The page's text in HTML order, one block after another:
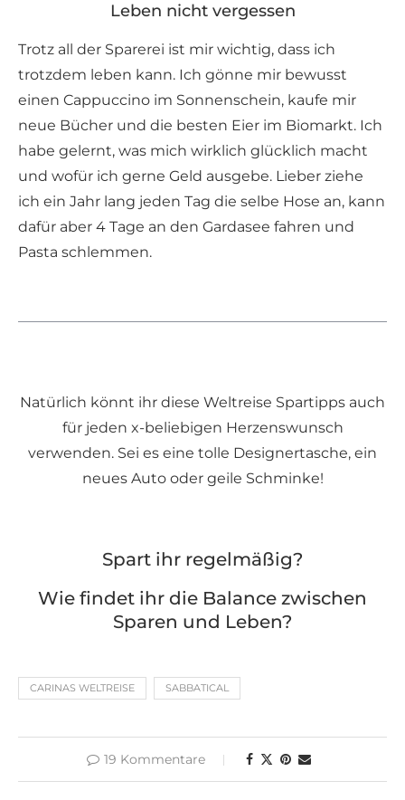
Leben nicht vergessen
Trotz all der Sparerei ist mir wichtig, dass ich
trotzdem leben kann. Ich gönne mir bewusst
einen Cappuccino im Sonnenschein, kaufe mir
neue Bücher und die besten Eier im Biomarkt. Ich
habe gelernt, was mich wirklich glücklich macht
und wofür ich gerne Geld ausgebe. Lieber ziehe
ich ein Jahr lang jeden Tag die selbe Hose an, kann
dafür aber 4 Tage an den Gardasee fahren und
Pasta schlemmen.
Natürlich könnt ihr diese Weltreise Spartipps auch
für jeden x-beliebigen Herzenswunsch
verwenden. Sei es eine tolle Designertasche, ein
neues Auto oder geile Schminke!
Spart ihr regelmäßig?
Wie findet ihr die Balance zwischen
Sparen und Leben?
CARINAS WELTREISE SABBATICAL
19 Kommentare